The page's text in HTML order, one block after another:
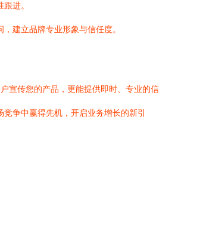
进。
建立品牌专业形象与信任度。
宣传您的产品，更能提供即时、专业的信
争中赢得先机，开启业务增长的新引